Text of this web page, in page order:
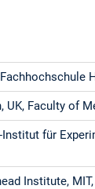
UK, Faculty of
Institut für
Institute,